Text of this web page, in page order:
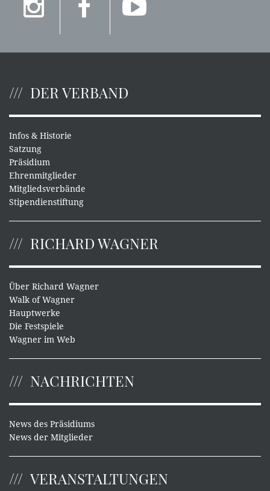
DER VERBAND
Infos & Historie
Satzung
Präsidium
Ehrenmitglieder
Mitgliedsverbände
Stipendienstiftung
RICHARD WAGNER
Über Richard Wagner
Walk of Wagner
Hauptwerke
Die Festspiele
Wagner im Web
NACHRICHTEN
News des Präsidiums
News der Mitglieder
VERANSTALTUNGEN